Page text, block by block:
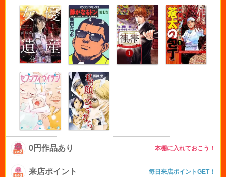
0円作品あり 本棚に入れておこう！
来店ポイント 毎日来店ポイントGET！